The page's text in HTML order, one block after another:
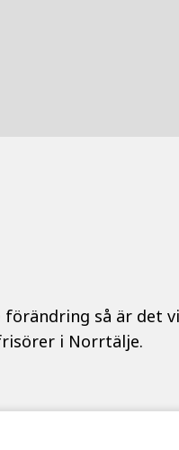
så är det
i Norrtälje.